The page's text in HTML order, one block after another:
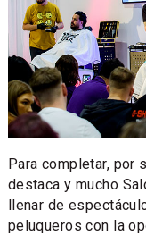
Para completar, por
destaca y mucho
llenar de
peluqueros con la